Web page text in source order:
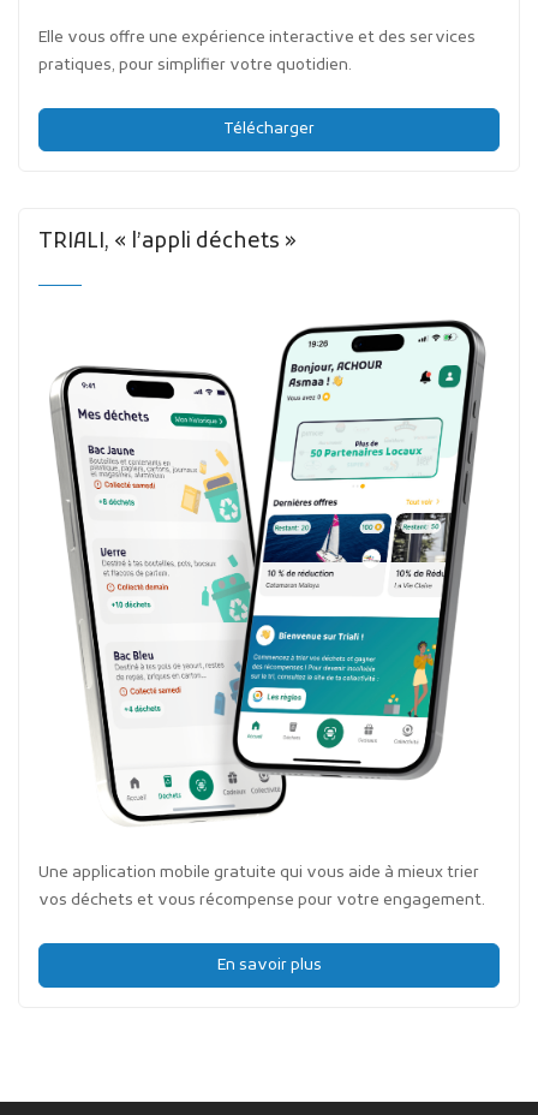
Elle vous offre une expérience interactive et des services
pratiques, pour simplifier votre quotidien.
Télécharger
TRIALI, « l’appli déchets »
Une application mobile gratuite qui vous aide à mieux trier
vos déchets et vous récompense pour votre engagement.
En savoir plus